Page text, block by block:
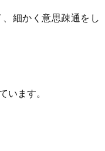
細かく意思疎通をし
います。